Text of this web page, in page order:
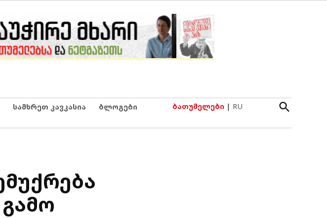
სამხრეთ კავკასია ბლოგები ბათუმელები | RU
Open
Search